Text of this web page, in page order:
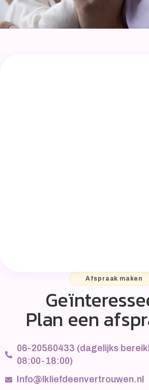
Afspraak maken
Plan een
06-20560433 (dagelijks
08:00-18:00)
Info@lkliefdeenvertrouwen.nl